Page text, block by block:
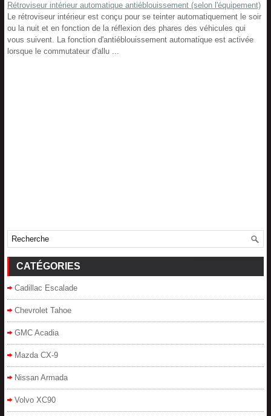
Rétroviseur intérieur automatique antiéblouissement (selon l'équipement)
Le rétroviseur intérieur est conçu pour se teinter automatiquement le soir
ou la nuit et en fonction de la réflexion des phares des véhicules qui
vous suivent. La fonction d'antiéblouissement automatique est activée
lorsque le commutateur d'allu ...
CATÉGORIES
Cadillac Escalade
Chevrolet Tahoe
GMC Acadia
Mazda CX-9
Nissan Armada
Volvo XC90